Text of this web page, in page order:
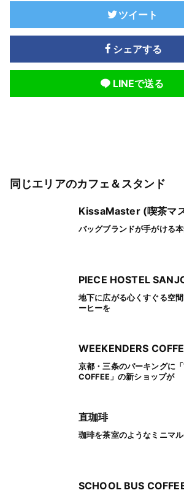
ツイート
シェアする
LINEで送る
同じエリアのカフェ＆スタンド
KissaMaster (喫茶マ
バッグブランドが手がける
PIECE HOSTEL
地下に広がる心くすぐる空
ーヒーを
WEEKENDERS
京都・三条のパーキングに
COFFEE」の新ショップが
直珈琲
珈琲を茶室のようなミニマル
SCHOOL BUS